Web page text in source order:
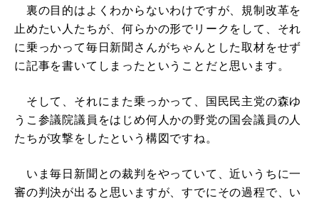
裏の目的はよくわからないわけですが、規制改革を
止めたい人たちが、何らかの形でリークをして、それ
に乗っかって毎日新聞さんがちゃんとした取材をせず
に記事を書いてしまったということだと思います。
そして、それにまた乗っかって、国民民主党の森ゆ
うこ参議院議員をはじめ何人かの野党の国会議員の人
たちが攻撃をしたという構図ですね。
いま毎日新聞との裁判をやっていて、近いうちに一
審の判決が出ると思いますが、すでにその過程で、い